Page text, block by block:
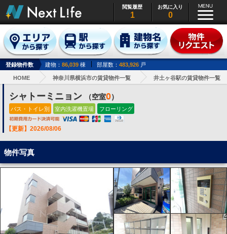
閲覧履歴
1
お気に入り
0
登録物件数 建物： 86,039 棟 部屋数： 483,926 戸
HOME 神奈川県横浜市の賃貸物件一覧 井土ヶ谷駅の賃貸物件一覧
シャトーミニョン （空室0）
バス・トイレ別 室内洗濯機置場 フローリング
【更新】2026/08/06
物件写真